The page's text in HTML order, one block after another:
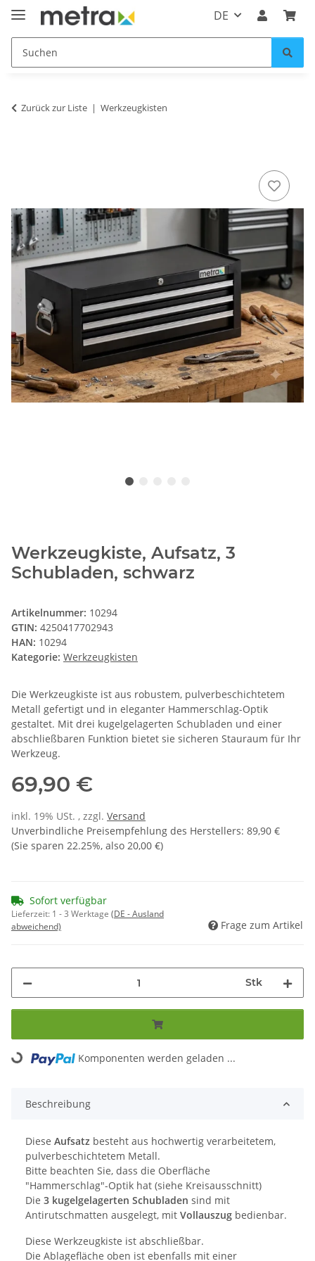
DE
Zurück zur Liste Werkzeugkisten
Werkzeugkiste, Aufsatz, 3
Schubladen, schwarz
Artikelnummer: 10294
GTIN: 4250417702943
HAN: 10294
Kategorie: Werkzeugkisten
Die Werkzeugkiste ist aus robustem, pulverbeschichtetem
Metall gefertigt und in eleganter Hammerschlag-Optik
gestaltet. Mit drei kugelgelagerten Schubladen und einer
abschließbaren Funktion bietet sie sicheren Stauraum für Ihr
Werkzeug.
69,90 €
inkl. 19% USt. , zzgl. Versand
Unverbindliche Preisempfehlung des Herstellers: 89,90 €
(Sie sparen 22.25%, also 20,00 €)
Sofort verfügbar
Lieferzeit: 1 - 3 Werktage (DE - Ausland
abweichend)
Frage zum Artikel
Stk
Loading... Komponenten werden geladen ...
Beschreibung
Diese Aufsatz besteht aus hochwertig verarbeitetem,
pulverbeschichtetem Metall.
Bitte beachten Sie, dass die Oberfläche
"Hammerschlag"-Optik hat (siehe Kreisausschnitt)
Die 3 kugelgelagerten Schubladen sind mit
Antirutschmatten ausgelegt, mit Vollauszug bedienbar.
Diese Werkzeugkiste ist abschließbar.
Die Ablagefläche oben ist ebenfalls mit einer